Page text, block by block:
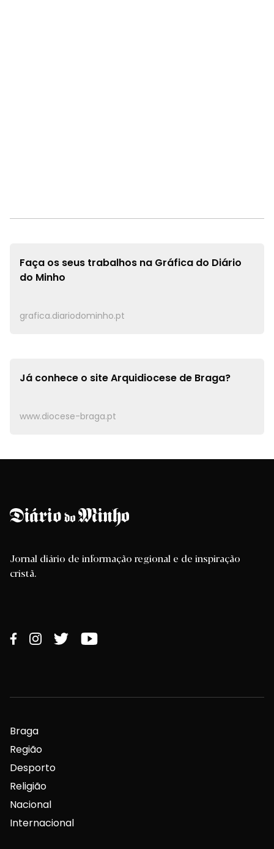
Faça os seus trabalhos na Gráfica do Diário
do Minho
grafica.diariodominho.pt
Já conhece o siteArquidiocese de Braga?
www.diocese-braga.pt
Jornal diário de informação regional e de inspiração
cristã.
Braga
Região
Desporto
Religião
Nacional
Internacional